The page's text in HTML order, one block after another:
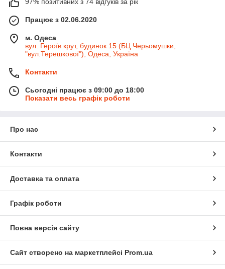
Працює з 02.06.2020
м. Одеса
вул. Героїв крут, будинок 15 (БЦ Черьомушки,
"вул.Терешкової"), Одеса, Україна
Контакти
Сьогодні працює з 09:00 до 18:00
Показати весь графік роботи
Про нас
Контакти
Доставка та оплата
Графік роботи
Повна версія сайту
Сайт створено на маркетплейсі Prom.ua